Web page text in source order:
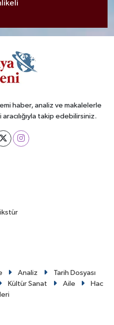
haber, analiz ve makalelerle
takip edebilirsiniz.
Analiz
Tarih Dosyası
Kültür Sanat Aile
Hac